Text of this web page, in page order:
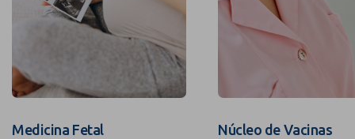
Medicina Fetal Núcleo de Vacinas